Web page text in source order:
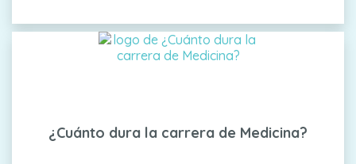
¿Cuánto dura la carrera de Medicina?